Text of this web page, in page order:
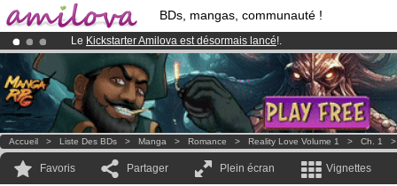
BDs, mangas, communauté !
Le Kickstarter Amilova est désormais lancé!.
Abonnement premium: à partir de3.95 eurospar mois !Clique ici
Déjà 100000membreset 1000BDs & Mangas!
Accueil > Liste Des BDs > Manga > Romance > Reality Love Volume 1 > Ch. 1
Favoris Partager Plein écran Vignettes